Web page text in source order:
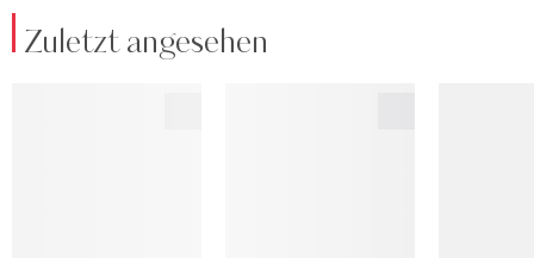
Zuletzt angesehen